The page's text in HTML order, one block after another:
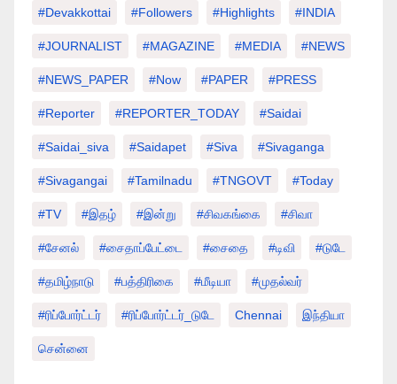
#devakkottai #followers #highlights #INDIA
#JOURNALIST #MAGAZINE #MEDIA #NEWS
#NEWS_PAPER #Now #PAPER #PRESS
#Reporter #REPORTER_TODAY #saidai
#saidai_siva #saidapet #Siva #Sivaganga
#sivagangai #tamilnadu #TNGOVT #today
#TV #இதழ் #இன்று #சிவகங்கை #சிவா
#சேனல் #சைதாப்பேட்டை #சைதை #டிவி #டுடே
#தமிழ்நாடு #பத்திரிகை #மீடியா #முதல்வர்
#ரிப்போர்ட்டர் #ரிப்போர்ட்டர்_டுடே Chennai இந்தியா
சென்னை